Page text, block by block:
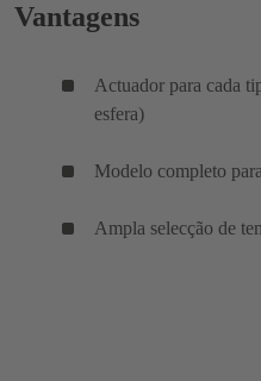
Vantagens
Actuador para cada
esfera)
Modelo completo
Ampla selecção de